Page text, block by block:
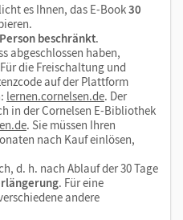
es Ihnen, das E-Book30
beschränkt.
abgeschlossen haben,
die Freischaltung und
auf der Plattform
lernen.cornelsen.de. Der
in der Cornelsen E-Bibliothek
. Sie müssen Ihren
nach Kauf einlösen,
d. h. nach Ablauf der 30 Tage
. Für eine
andere